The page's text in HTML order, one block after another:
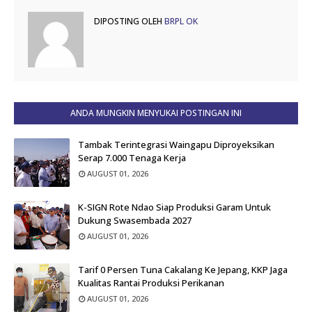
DIPOSTING OLEH BRPL OK
ANDA MUNGKIN MENYUKAI POSTINGAN INI
Tambak Terintegrasi Waingapu Diproyeksikan
Serap 7.000 Tenaga Kerja
AUGUST 01, 2026
K-SIGN Rote Ndao Siap Produksi Garam Untuk
Dukung Swasembada 2027
AUGUST 01, 2026
Tarif 0 Persen Tuna Cakalang Ke Jepang, KKP Jaga
Kualitas Rantai Produksi Perikanan
AUGUST 01, 2026